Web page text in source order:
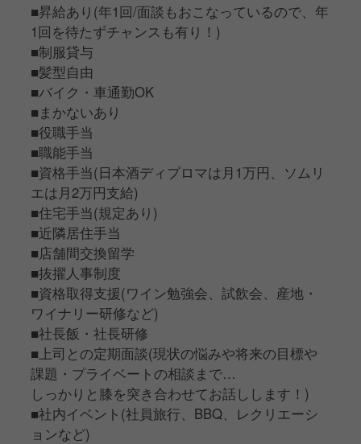
■昇給あり(年1回/面談もおこなっているので、年
1回を待たずチャンスも有り！)
■制服貸与
■髪型自由
■バイク・車通勤OK
■まかないあり
■役職手当
■職能手当
■資格手当(日本酒ディプロマは月1万円、ソムリ
エは月2万円支給)
■住宅手当(規定あり)
■近隣居住手当
■店舗間交換留学
■抜擢人事制度
■資格取得支援(ワイン勉強会、試飲会、産地・
ワイナリー研修など)
■社長飯・社長研修
■上司との定期面談(現状の悩みや将来の目標や
課題・プライベートの相談まで…
しっかりと膝を突き合わせてお話しします！)
■社内イベント(社員旅行、BBQ、レクリエーシ
ョンなど)